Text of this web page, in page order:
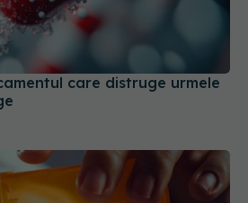
care distruge urmele